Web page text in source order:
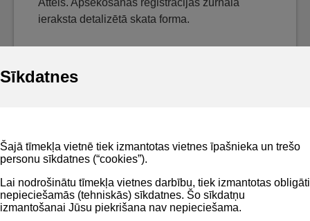
Sīkdatnes
Šajā tīmekļa vietnē tiek izmantotas vietnes īpašnieka un trešo
personu sīkdatnes (“cookies”).
Lai nodrošinātu tīmekļa vietnes darbību, tiek izmantotas obligāti
nepieciešamās (tehniskās) sīkdatnes. Šo sīkdatņu
izmantošanai Jūsu piekrišana nav nepieciešama.
ieraksta detalizētā skata forma.
Privātuma politika
Lapas karte